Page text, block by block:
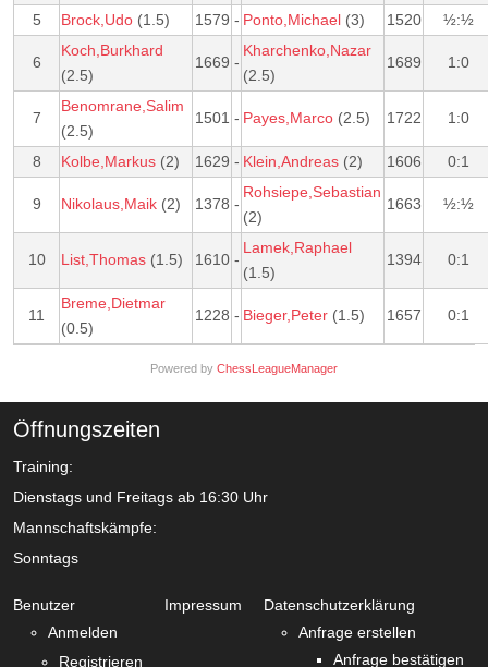
5 Brock,Udo (1.5) 1579 - Ponto,Michael (3) 1520 ½:½
6
Koch,Burkhard
(2.5)
1669 -
Kharchenko,Nazar
(2.5)
1689 1:0
7
Benomrane,Salim
(2.5)
1501 - Payes,Marco (2.5) 1722 1:0
8 Kolbe,Markus (2) 1629 - Klein,Andreas (2) 1606 0:1
9 Nikolaus,Maik (2) 1378 -
Rohsiepe,Sebastian
(2)
1663 ½:½
10 List,Thomas (1.5) 1610 -
Lamek,Raphael
(1.5)
1394 0:1
11
Breme,Dietmar
(0.5)
1228 - Bieger,Peter (1.5) 1657 0:1
Powered by ChessLeagueManager
Öffnungszeiten
Training:
Dienstags und Freitags ab 16:30 Uhr
Mannschaftskämpfe:
Sonntags
Benutzer
Anmelden
Registrieren
Impressum
Datenschutzerklärung
Anfrage erstellen
Anfrage bestätigen